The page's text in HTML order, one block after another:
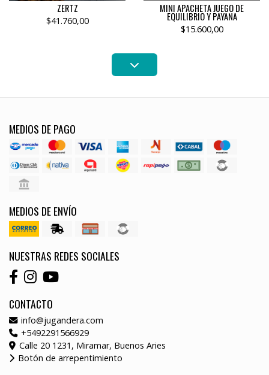
ZERTZ
$41.760,00
MINI APACHETA JUEGO DE
EQUILIBRIO Y PAYANA
$15.600,00
MEDIOS DE PAGO
MEDIOS DE ENVÍO
NUESTRAS REDES SOCIALES
CONTACTO
info@jugandera.com
+5492291566929
Calle 20 1231, Miramar, Buenos Aries
Botón de arrepentimiento